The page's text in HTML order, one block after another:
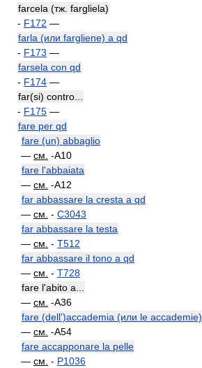
farcela (тж. fargliela)
- F172 —
farla (или fargliene) a qd
- F173 —
farsela con qd
- F174 —
far(si) contro...
- F175 —
fare per qd
fare (un) abbaglio
— см. -A10
fare l'abbaiata
— см. -A12
far abbassare la cresta a qd
— см. - C3043
far abbassare la testa
— см. - T512
far abbassare il tono a qd
— см. - T728
fare l'abito a...
— см. -A36
fare (dell')accademia (или le accademie)
— см. -A54
fare accapponare la pelle
— см. - P1036